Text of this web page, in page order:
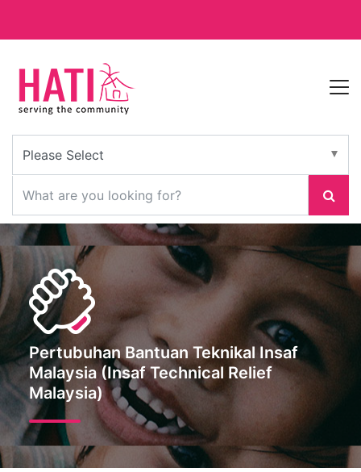
Pertubuhan Bantuan Teknikal Insaf
Malaysia (Insaf Technical Relief
Malaysia)